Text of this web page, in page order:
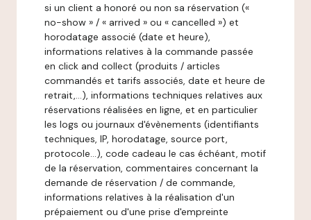
si un client a honoré ou non sa réservation («
no-show » / « arrived » ou « cancelled ») et
horodatage associé (date et heure),
informations relatives à la commande passée
en click and collect (produits / articles
commandés et tarifs associés, date et heure de
retrait,…), informations techniques relatives aux
réservations réalisées en ligne, et en particulier
les logs ou journaux d'évènements (identifiants
techniques, IP, horodatage, source port,
protocole…), code cadeau le cas échéant, motif
de la réservation, commentaires concernant la
demande de réservation / de commande,
informations relatives à la réalisation d'un
prépaiement ou d'une prise d'empreinte